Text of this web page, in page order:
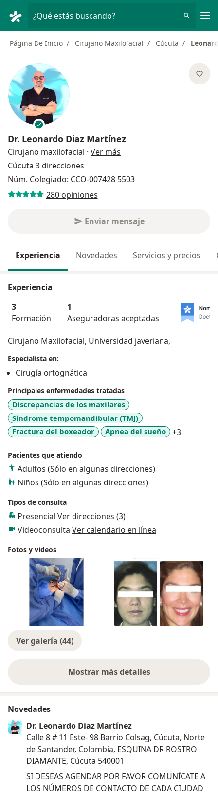
¿Qué estás buscando?
Página De Inicio Cirujano Maxilofacial Cúcuta
Dr. Leonardo Diaz Martínez
Cirujano maxilofacial · Ver más
Cúcuta 3 direcciones
Núm. Colegiado: CCO-007428 5503
280 opiniones
Enviar mensaje
Experiencia Novedades Servicios y precios
Experiencia
3
Formación
1
Aseguradoras aceptadas
Cirujano Maxilofacial, Universidad javeriana,
Especialista en:
Cirugía ortognática
Principales enfermedades tratadas
Discrepancias de los maxilares
Síndrome tempomandibular (TMJ)
Fractura del boxeador
Apnea del sueño +3
Pacientes que atiendo
Adultos (Sólo en algunas direcciones)
Niños (Sólo en algunas direcciones)
Tipos de consulta
Presencial Ver direcciones (3)
Videoconsulta Ver calendario en línea
Fotos y videos
Ver galería (44)
Mostrar más detalles
sobre la experiencia
Novedades
Dr. Leonardo Diaz Martínez
Calle 8 # 11 Este- 98 Barrio Colsag, Cúcuta, Norte
de Santander, Colombia, ESQUINA DR ROSTRO
DIAMANTE, Cúcuta 540001
SI DESEAS AGENDAR POR FAVOR COMUNÍCATE A
LOS NÚMEROS DE CONTACTO DE CADA CIUDAD